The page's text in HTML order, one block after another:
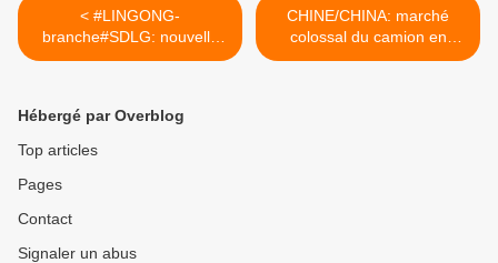
< #LINGONG-
branche#SDLG: nouvelle
évolution des pelles
5]
CHINE/CHINA: marché
colossal du camion en
électrique pur.
Hébergé par Overblog
Top articles
Pages
Contact
Signaler un abus